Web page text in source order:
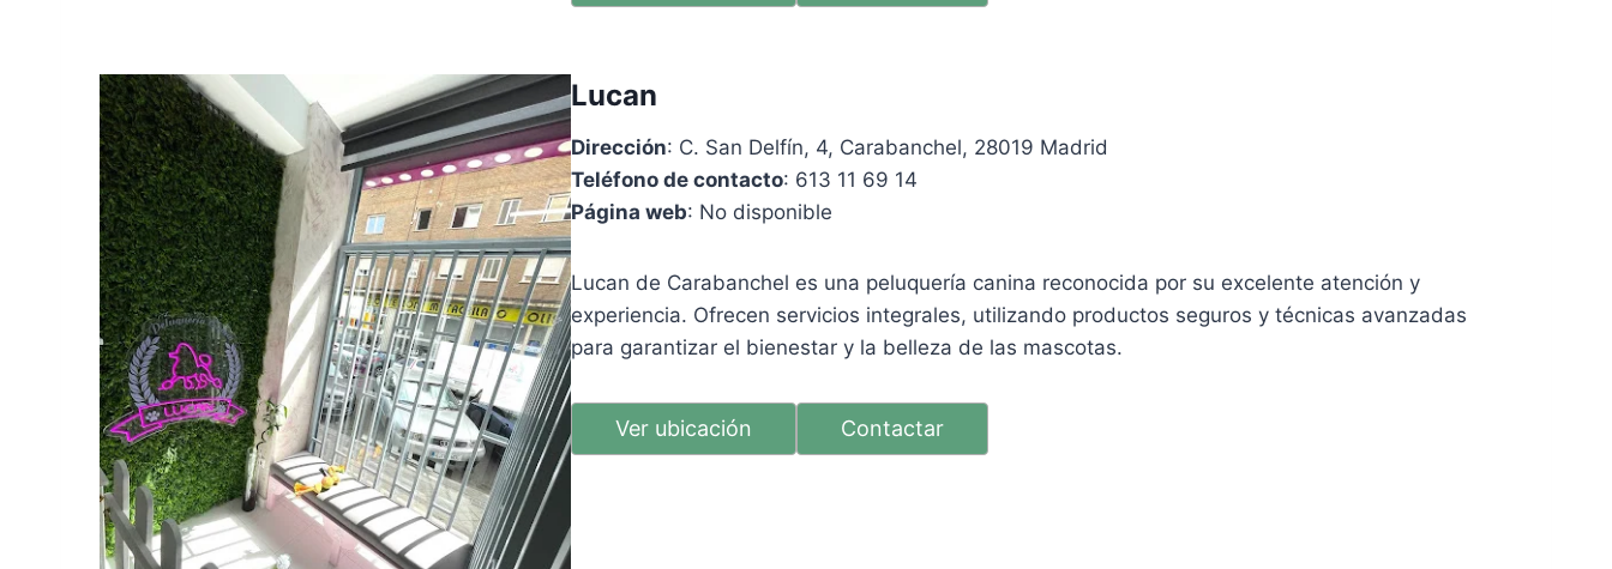
Lucan
Dirección: C. San Delfín, 4, Carabanchel, 28019 Madrid
Teléfono de contacto: 613 11 69 14
Página web: No disponible
Lucan de Carabanchel es una peluquería canina reconocida por su excelente atención y
experiencia. Ofrecen servicios integrales, utilizando productos seguros y técnicas avanzadas
para garantizar el bienestar y la belleza de las mascotas.
Ver ubicación Contactar